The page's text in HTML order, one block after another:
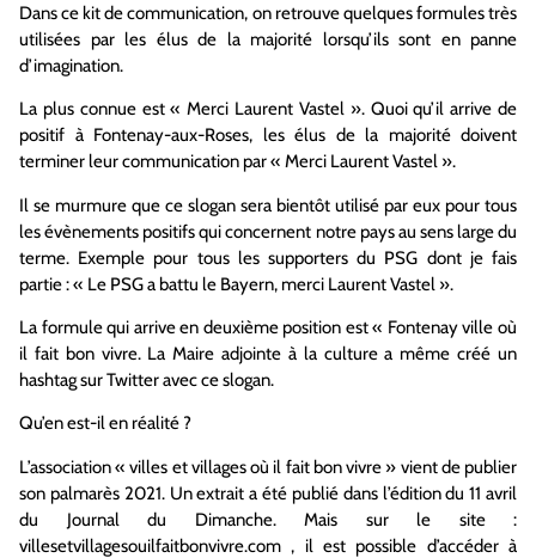
Dans ce kit de communication, on retrouve quelques formules très
utilisées par les élus de la majorité lorsqu’ils sont en panne
d’imagination.
La plus connue est « Merci Laurent Vastel ». Quoi qu’il arrive de
positif à Fontenay-aux-Roses, les élus de la majorité doivent
terminer leur communication par « Merci Laurent Vastel ».
Il se murmure que ce slogan sera bientôt utilisé par eux pour tous
les évènements positifs qui concernent notre pays au sens large du
terme. Exemple pour tous les supporters du PSG dont je fais
partie : « Le PSG a battu le Bayern, merci Laurent Vastel ».
La formule qui arrive en deuxième position est « Fontenay ville où
il fait bon vivre. La Maire adjointe à la culture a même créé un
hashtag sur Twitter avec ce slogan.
Qu’en est-il en réalité ?
L’association « villes et villages où il fait bon vivre » vient de publier
son palmarès 2021. Un extrait a été publié dans l’édition du 11 avril
du Journal du Dimanche. Mais sur le site :
villesetvillagesouilfaitbonvivre.com , il est possible d’accéder à